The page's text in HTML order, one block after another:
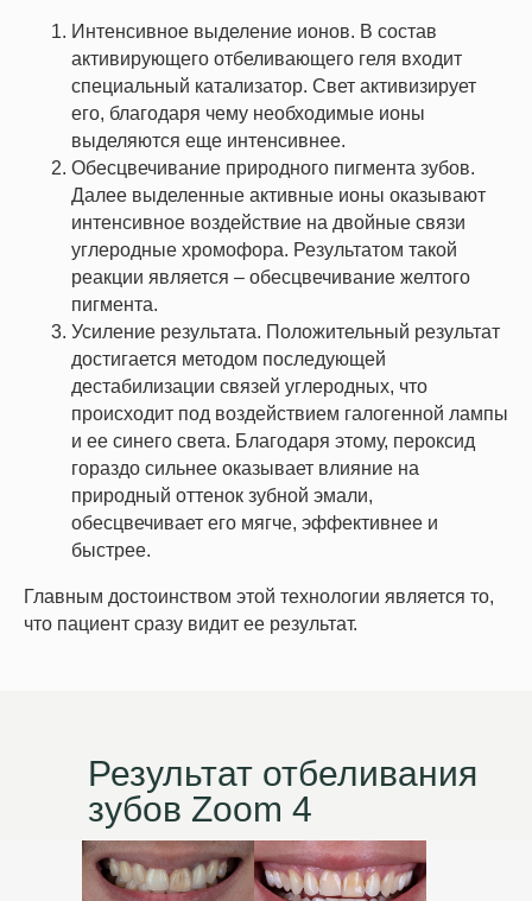
Интенсивное выделение ионов. В состав
активирующего отбеливающего геля входит
специальный катализатор. Свет активизирует
его, благодаря чему необходимые ионы
выделяются еще интенсивнее.
Обесцвечивание природного пигмента зубов.
Далее выделенные активные ионы оказывают
интенсивное воздействие на двойные связи
углеродные хромофора. Результатом такой
реакции является – обесцвечивание желтого
пигмента.
Усиление результата. Положительный результат
достигается методом последующей
дестабилизации связей углеродных, что
происходит под воздействием галогенной лампы
и ее синего света. Благодаря этому, пероксид
гораздо сильнее оказывает влияние на
природный оттенок зубной эмали,
обесцвечивает его мягче, эффективнее и
быстрее.
Главным достоинством этой технологии является то,
что пациент сразу видит ее результат.
Результат отбеливания
зубов Zoom 4